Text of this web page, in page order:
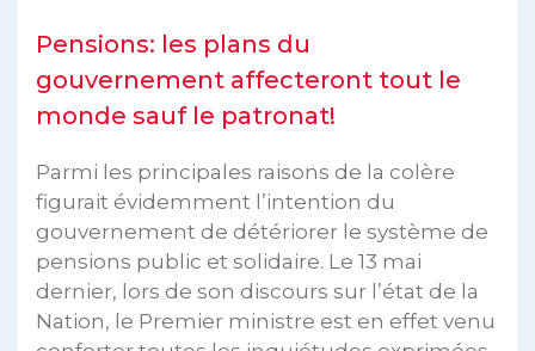
Pensions: les plans du
gouvernement affecteront tout le
monde sauf le patronat!
Parmi les principales raisons de la colère
figurait évidemment l’intention du
gouvernement de détériorer le système de
pensions public et solidaire. Le 13 mai
dernier, lors de son discours sur l’état de la
Nation, le Premier ministre est en effet venu